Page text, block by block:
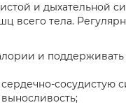
и дыхательной
всего тела.
и
сосудистую